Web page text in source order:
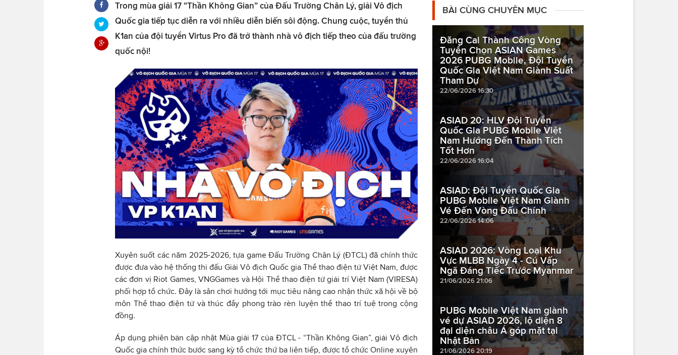
Trong mùa giải 17 “Thần Không Gian” của Đấu Trường Chân Lý, giải Vô địch
Quốc gia tiếp tục diễn ra với nhiều diễn biến sôi động. Chung cuộc, tuyển thủ
K1an của đội tuyển Virtus Pro đã trở thành nhà vô địch tiếp theo của đấu trường
quốc nội!
Xuyên suốt các năm 2025-2026, tựa game Đấu Trường Chân Lý (ĐTCL) đã chính thức
được đưa vào hệ thống thi đấu Giải Vô địch Quốc gia Thể thao điện tử Việt Nam, được
các đơn vị Riot Games, VNGGames và Hội Thể thao điện tử giải trí Việt Nam (VIRESA)
phối hợp tổ chức. Đây là sân chơi hướng tới mục tiêu nâng cao nhận thức xã hội về bộ
môn Thể thao điện tử và thúc đẩy phong trào rèn luyện thể thao trí tuệ trong cộng
đồng.
Áp dụng phiên bản cập nhật Mùa giải 17 của ĐTCL - “Thần Không Gian”, giải Vô địch
Quốc gia chính thức bước sang kỳ tổ chức thứ ba liên tiếp, được tổ chức Online xuyên
BÀI CÙNG CHUYÊN MỤC
Đăng Cai Thành Công Vòng
Tuyển Chọn ASIAN Games
2026 PUBG Mobile, Đội Tuyển
Quốc Gia Việt Nam Giành Suất
Tham Dự
22/06/2026 16:30
ASIAD 20: HLV Đội Tuyển
Quốc Gia PUBG Mobile Việt
Nam Hướng Đến Thành Tích
Tốt Hơn
22/06/2026 16:04
ASIAD: Đội Tuyển Quốc Gia
PUBG Mobile Việt Nam Giành
Vé Đến Vòng Đấu Chính
22/06/2026 14:06
ASIAD 2026: Vòng Loại Khu
Vực MLBB Ngày 4 - Cú Vấp
Ngã Đáng Tiếc Trước Myanmar
21/06/2026 21:06
PUBG Mobile Việt Nam giành
vé dự ASIAD 2026, lộ diện 8
đại diện châu Á góp mặt tại
Nhật Bản
21/06/2026 20:19